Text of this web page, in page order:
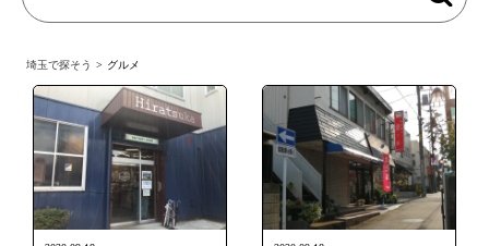
埼玉で探そう > グルメ